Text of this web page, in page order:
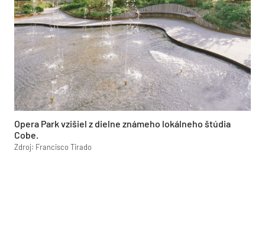
Opera Park vzišiel z dielne známeho lokálneho štúdia
Cobe.
Zdroj: Francisco Tirado